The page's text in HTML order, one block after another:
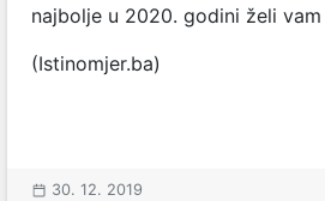
najbolje u 2020. godini želi
(Istinomjer.ba)
30. 12. 2019